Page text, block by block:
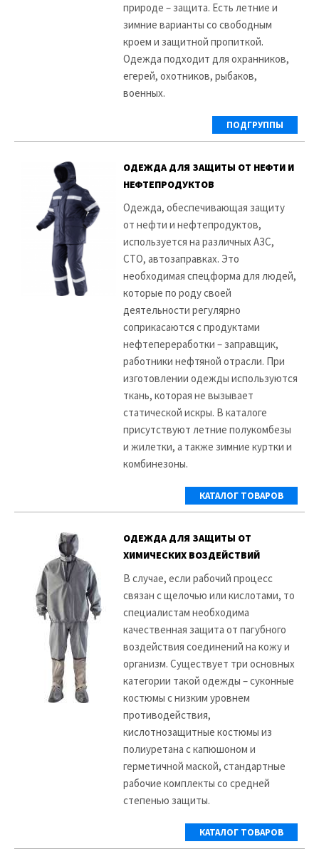
природе – защита. Есть летние и
зимние варианты со свободным
кроем и защитной пропиткой.
Одежда подходит для охранников,
егерей, охотников, рыбаков,
военных.
ПОДГРУППЫ
ОДЕЖДА ДЛЯ ЗАЩИТЫ ОТ НЕФТИ И
НЕФТЕПРОДУКТОВ
Одежда, обеспечивающая защиту
от нефти и нефтепродуктов,
используется на различных АЗС,
СТО, автозаправках. Это
необходимая спецформа для людей,
которые по роду своей
деятельности регулярно
соприкасаются с продуктами
нефтепереработки – заправщик,
работники нефтяной отрасли. При
изготовлении одежды используются
ткань, которая не вызывает
статической искры. В каталоге
присутствуют летние полукомбезы
и жилетки, а также зимние куртки и
комбинезоны.
КАТАЛОГ ТОВАРОВ
ОДЕЖДА ДЛЯ ЗАЩИТЫ ОТ
ХИМИЧЕСКИХ ВОЗДЕЙСТВИЙ
В случае, если рабочий процесс
связан с щелочью или кислотами, то
специалистам необходима
качественная защита от пагубного
воздействия соединений на кожу и
организм. Существует три основных
категории такой одежды – суконные
костюмы с низким уровнем
противодействия,
кислотнозащитные костюмы из
полиуретана с капюшоном и
герметичной маской, стандартные
рабочие комплекты со средней
степенью защиты.
КАТАЛОГ ТОВАРОВ